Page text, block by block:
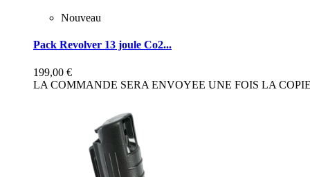
Nouveau
Pack Revolver 13 joule Co2...
199,00 €
LA COMMANDE SERA ENVOYEE UNE FOIS LA